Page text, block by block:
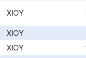
ΧΙΟΥ
ΧΙΟΥ
ΧΙΟΥ